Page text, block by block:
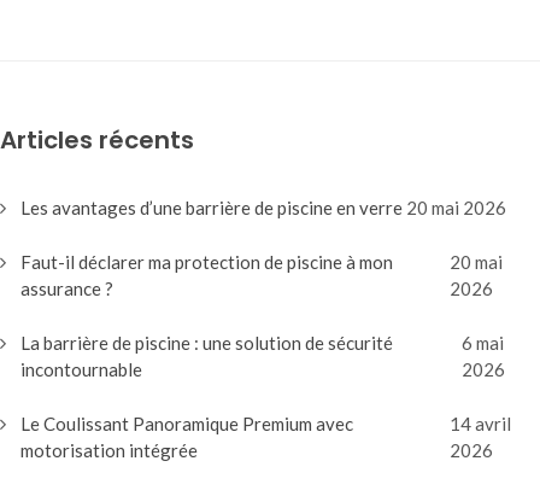
Articles récents
Les avantages d’une barrière de piscine en verre 20 mai 2026
Faut-il déclarer ma protection de piscine à mon
assurance ?
20 mai
2026
La barrière de piscine : une solution de sécurité
incontournable
6 mai
2026
Le Coulissant Panoramique Premium avec
motorisation intégrée
14 avril
2026